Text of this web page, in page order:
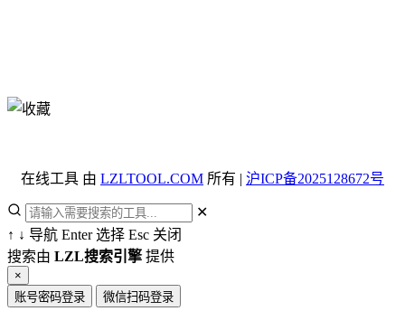
在线工具 由 LZLTOOL.COM 所有 | 沪ICP备2025128672号
✕
↑ ↓ 导航 Enter选择 Esc 关闭
搜索由 LZL搜索引擎提供
×
账号密码登录
微信扫码登录